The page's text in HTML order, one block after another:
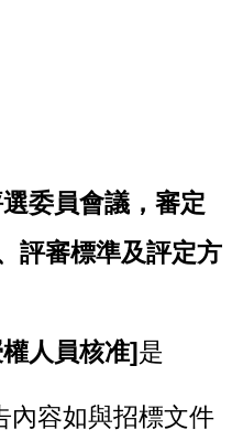
委員會議，審定
評審標準及評定方
人員核准]是
內容如與招標文件